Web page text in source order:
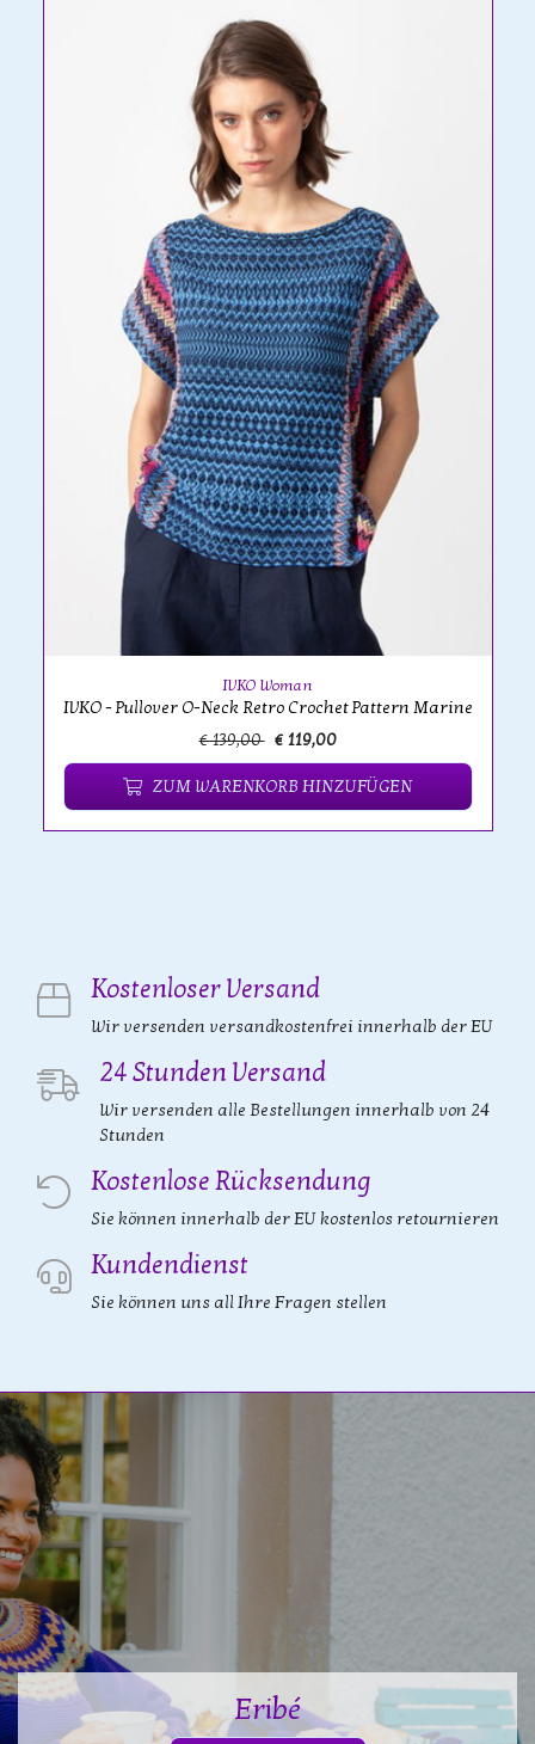
IVKO Woman
IVKO - Pullover O-Neck Retro Crochet Pattern Marine
€ 139,00 € 119,00
ZUM WARENKORB HINZUFÜGEN
Kostenloser Versand
Wir versenden versandkostenfrei innerhalb der EU
24 Stunden Versand
Wir versenden alle Bestellungen innerhalb von 24
Stunden
Kostenlose Rücksendung
Sie können innerhalb der EU kostenlos retournieren
Kundendienst
Sie können uns all Ihre Fragen stellen
Eribé